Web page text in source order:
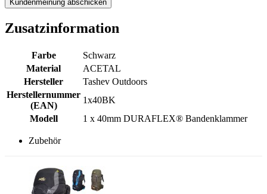
Kundenmeinung abschicken
Zusatzinformation
Farbe
Schwarz
Material
ACETAL
Hersteller
Tashev Outdoors
Herstellernummer
(EAN)
1x40BK
Modell
1 x 40mm DURAFLEX® Bandenklammer
Zubehör